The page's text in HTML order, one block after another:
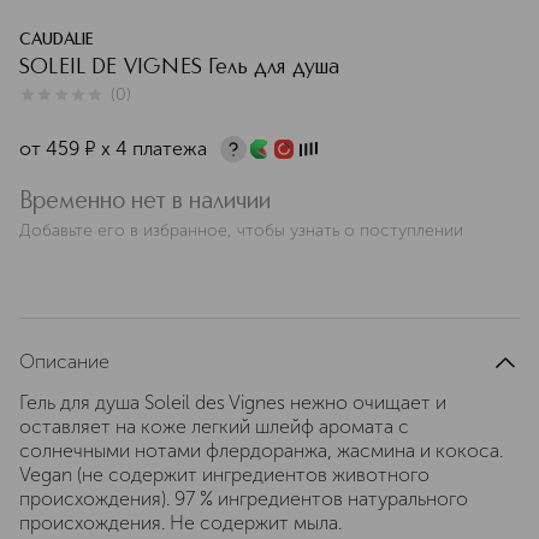
CAUDALIE
SOLEIL DE VIGNES Гель для душа
(0)
от 459 ¤ х 4 платежа
Временно нет в наличии
Добавьте его в избранное, чтобы узнать о поступлении
Описание
Гель для душа Soleil des Vignes нежно очищает и
оставляет на коже легкий шлейф аромата с
солнечными нотами флердоранжа, жасмина и кокоса.
Vegan (не содержит ингредиентов животного
происхождения). 97 % ингредиентов натурального
происхождения. Не содержит мыла.